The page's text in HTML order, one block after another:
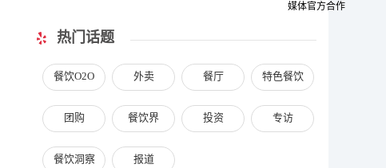
热门话题
餐饮O2O 外卖 餐厅 特色餐饮
团购 餐饮界 投资 专访
餐饮洞察 报道
媒体官方合作